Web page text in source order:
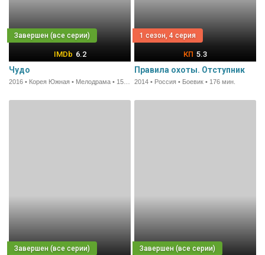
6.2
Чудо
1 сезон, 4 серия
5.3
Правила охоты. Отступник
2014 • Россия • Боевик • 176 мин.